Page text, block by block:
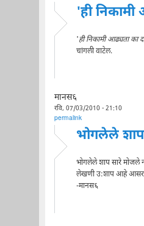
'ही निकामी
'ही निकामी आढ्यता का
चांगली वाटेल.
मानस६
रवि, 07/03/2010 - 21:10
permalink
भोगलेले
भोगलेले शाप सारे मोजले
लेखणी उ:शाप आहे आसरा
-मानस६